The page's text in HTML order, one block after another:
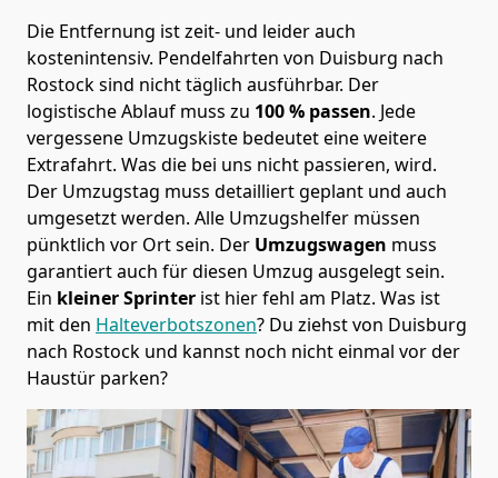
Die Entfernung ist zeit- und leider auch
kostenintensiv. Pendelfahrten von Duisburg nach
Rostock sind nicht täglich ausführbar. Der
logistische Ablauf muss zu 100 % passen. Jede
vergessene Umzugskiste bedeutet eine weitere
Extrafahrt. Was die bei uns nicht passieren, wird.
Der Umzugstag muss detailliert geplant und auch
umgesetzt werden. Alle Umzugshelfer müssen
pünktlich vor Ort sein. Der Umzugswagen muss
garantiert auch für diesen Umzug ausgelegt sein.
Ein kleiner Sprinter ist hier fehl am Platz. Was ist
mit den Halteverbotszonen? Du ziehst von Duisburg
nach Rostock und kannst noch nicht einmal vor der
Haustür parken?